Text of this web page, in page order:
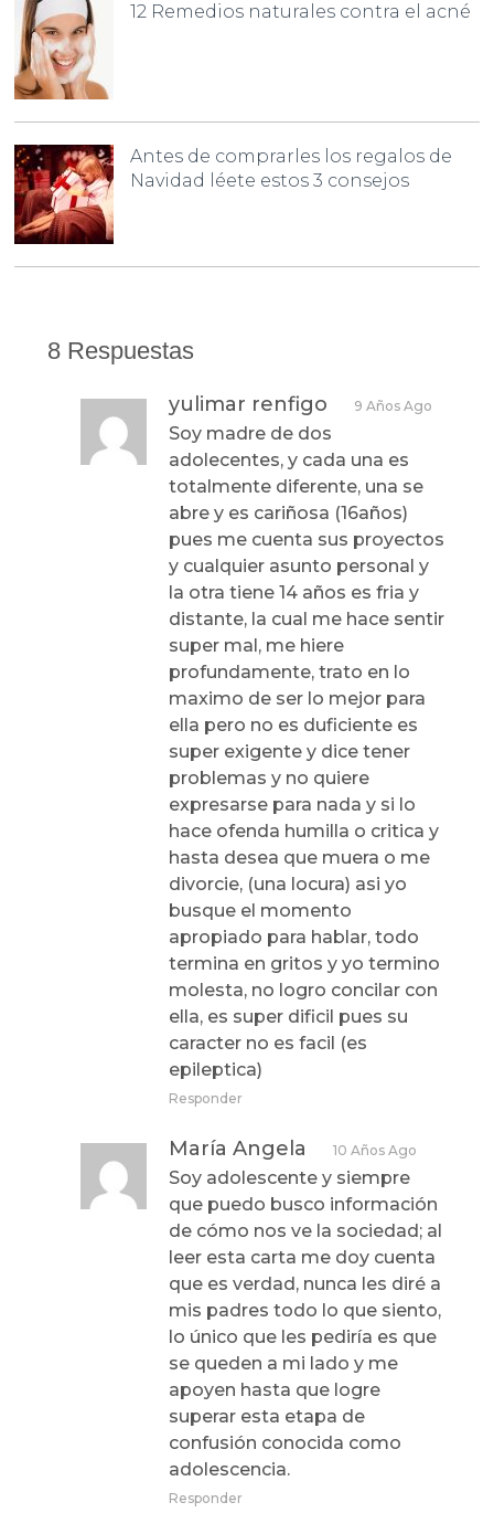
12 Remedios naturales contra el acné
Antes de comprarles los regalos de
Navidad léete estos 3 consejos
8 Respuestas
yulimar renfigo 9 Años Ago
Soy madre de dos
adolecentes, y cada una es
totalmente diferente, una se
abre y es cariñosa (16años)
pues me cuenta sus proyectos
y cualquier asunto personal y
la otra tiene 14 años es fria y
distante, la cual me hace sentir
super mal, me hiere
profundamente, trato en lo
maximo de ser lo mejor para
ella pero no es duficiente es
super exigente y dice tener
problemas y no quiere
expresarse para nada y si lo
hace ofenda humilla o critica y
hasta desea que muera o me
divorcie, (una locura) asi yo
busque el momento
apropiado para hablar, todo
termina en gritos y yo termino
molesta, no logro concilar con
ella, es super dificil pues su
caracter no es facil (es
epileptica)
Responder
María Angela 10 Años Ago
Soy adolescente y siempre
que puedo busco información
de cómo nos ve la sociedad; al
leer esta carta me doy cuenta
que es verdad, nunca les diré a
mis padres todo lo que siento,
lo único que les pediría es que
se queden a mi lado y me
apoyen hasta que logre
superar esta etapa de
confusión conocida como
adolescencia.
Responder